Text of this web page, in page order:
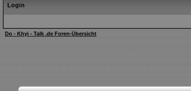
Login
Do - Khyi - Talk .de Foren-Übersicht